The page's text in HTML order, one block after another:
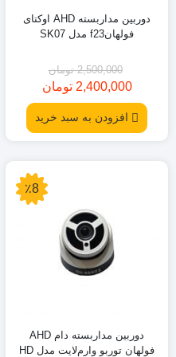
دوربین مداربسته AHD اوکتای
فولهانf23 مدل SK07
2,500,000 تومان
قیمت
اصلی:
2,500,000
2,400,000 تومان
قیمت
فعلی:
2,400,000
افزودن به سبد خرید
٪8
دوربین مداربسته دام AHD
فولهان توربو وارم‌لایت مدل HD